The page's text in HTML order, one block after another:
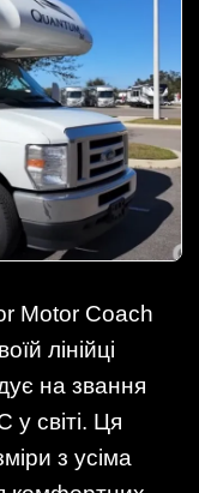
Motor Coach
лінійці
на звання
світі. Ця
з усіма